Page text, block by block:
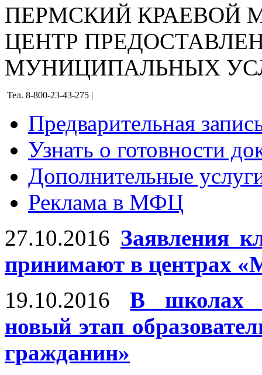
ПЕРМСКИЙ КРАЕВОЙ
ЦЕНТР
МУНИЦИПАЛЬНЫХ
Тел. 8-800-23-43-275 |
Предварительная
Узнать о готовности
Дополнительные
Реклама в МФЦ
27.10.2016 Заявления
принимают в центрах
19.10.2016
В школах
новый этап
гражданин»